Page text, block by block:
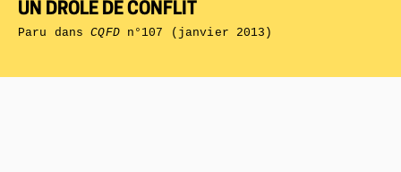
UN DRÔLE DE CONFLIT
Paru dansCQFDn°107 (janvier 2013)